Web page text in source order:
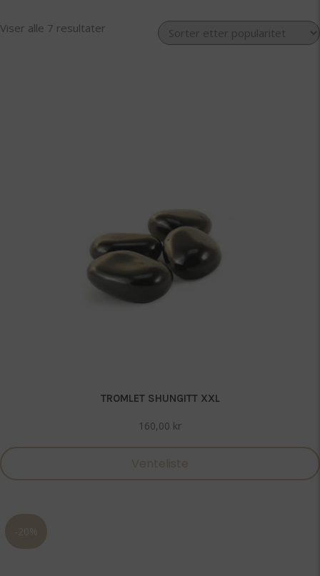
Viser alle 7 resultater
TROMLET SHUNGITT XXL
160,00 kr
Venteliste
-20%